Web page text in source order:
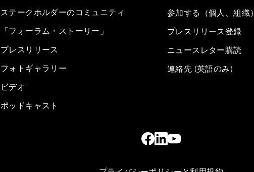
ステークホルダーのコミュニティ
「フォーラム・ストーリー」
プレスリリース
フォトギャラリー
ビデオ
ポッドキャスト
参加する（個人、組織）
プレスリリース登録
ニュースレター購読
連絡先 (英語のみ)